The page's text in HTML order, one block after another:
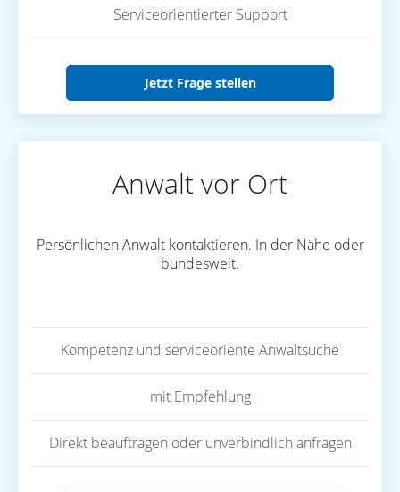
Serviceorientierter Support
Jetzt Frage stellen
Anwalt vor Ort
Persönlichen Anwalt kontaktieren. In der Nähe oder
bundesweit.
Kompetenz und serviceoriente Anwaltsuche
mit Empfehlung
Direkt beauftragen oder unverbindlich anfragen